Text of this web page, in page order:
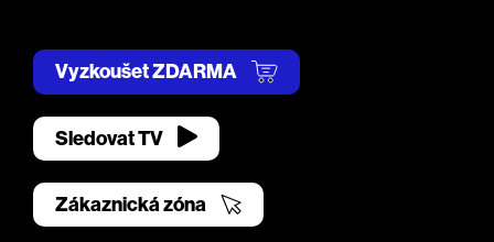
Vyzkoušet ZDARMA
Sledovat TV
Zákaznická zóna